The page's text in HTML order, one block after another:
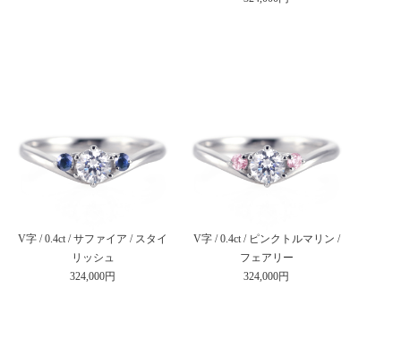
V字 / 0.4ct / サファイア / スタイ
リッシュ
324,000円
V字 / 0.4ct / ピンクトルマリン /
フェアリー
324,000円